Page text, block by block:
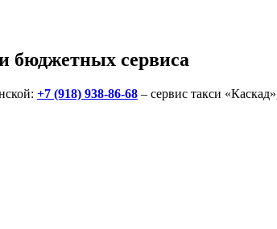
бюджетных сервиса
+7 (918) 938-86-68 – сервис такси